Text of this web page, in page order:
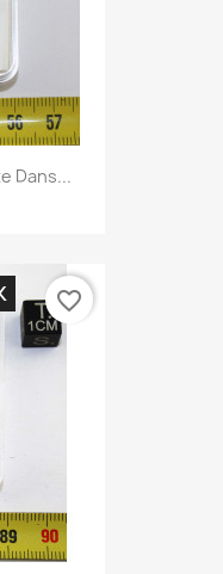
Dans...
favorite_border